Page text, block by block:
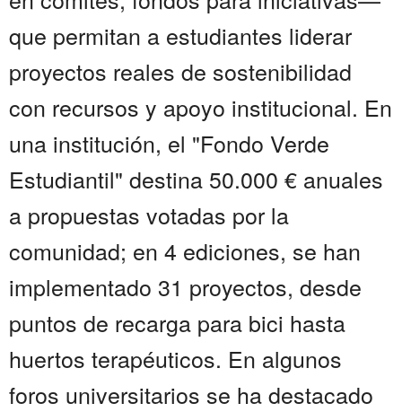
que permitan a estudiantes liderar
proyectos reales de sostenibilidad
con recursos y apoyo institucional. En
una institución, el "Fondo Verde
Estudiantil" destina 50.000 € anuales
a propuestas votadas por la
comunidad; en 4 ediciones, se han
implementado 31 proyectos, desde
puntos de recarga para bici hasta
huertos terapéuticos. En algunos
foros universitarios se ha destacado